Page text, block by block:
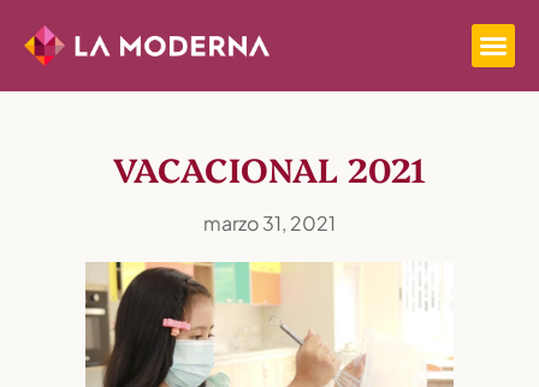
VACACIONAL 2021
marzo 31, 2021